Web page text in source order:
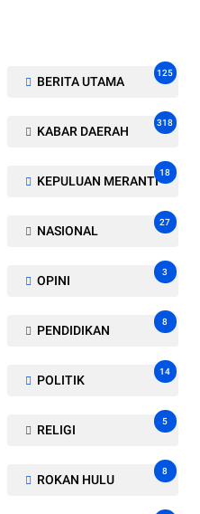
BERITA UTAMA
125
KABAR DAERAH
318
KEPULUAN MERANTI
18
NASIONAL
27
OPINI
3
PENDIDIKAN
8
POLITIK
14
RELIGI
5
ROKAN HULU
8